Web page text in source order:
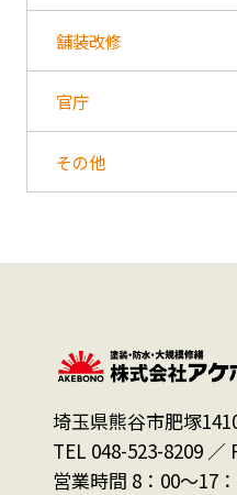
舗装改修
官庁
その他
埼玉県熊谷市肥塚
TEL 048-523-8209 ／
営業時間 8：00～17